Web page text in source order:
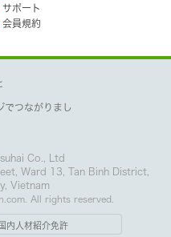
サポート
会員規約
つながりまし
Co., Ltd
Ward 13, Tan Binh District,
Vietnam
All rights reserved.
内人材紹介免許